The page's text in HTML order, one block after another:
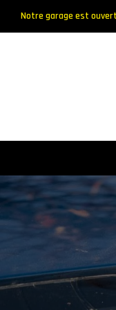
Notre garage est ouvert